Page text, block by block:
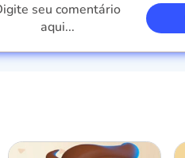
seu comentário
aqui...